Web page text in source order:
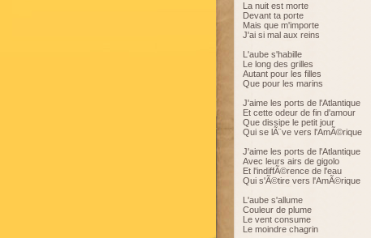
La nuit est morte
Devant ta porte
Mais que m'importe
J'ai si mal aux reins
L'aube s'habille
Le long des grilles
Autant pour les filles
Que pour les marins
J'aime les ports de l'Atlantique
Et cette odeur de fin d'amour
Que dissipe le petit jour
Qui se lÃ¨ve vers l'AmÃ©rique
J'aime les ports de l'Atlantique
Avec leurs airs de gigolo
Et l'indiffÃ©rence de l'eau
Qui s'Ã©tire vers l'AmÃ©rique
L'aube s'allume
Couleur de plume
Le vent consume
Le moindre chagrin